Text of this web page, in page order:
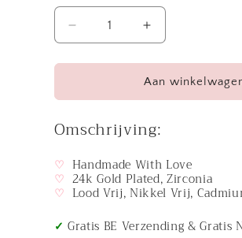
Aantal
verlagen
voor
24kt
|
Hoops
Aantal
verhogen
voor
Oorringen
24kt
|
Hoops
Aan
Omschrijving:
♡ Handmade With Love
♡ 24k Gold Plated, Zirconia
♡ Lood Vrij, Nikkel Vrij,
✓ Gratis BE Verzending & Gratis